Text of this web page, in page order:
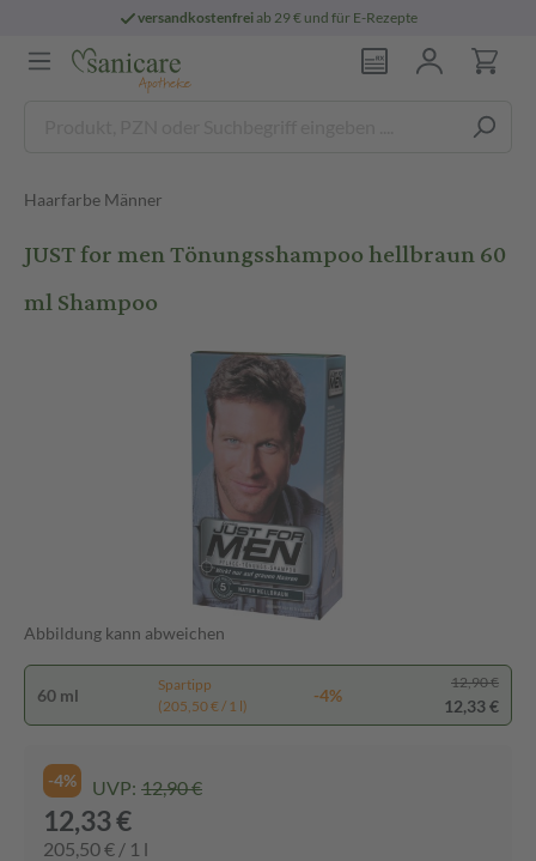
versandkostenfreiab 29 € und für E-Rezepte
Haarfarbe Männer
JUST for men Tönungsshampoo hellbraun 60
ml Shampoo
Abbildung kann abweichen
60 ml
Spartipp
(205,50 € / 1 l)
-4%
12,90 €
12,33 €
-4% UVP: 12,90 €
12,33 €
205,50 € / 1 l